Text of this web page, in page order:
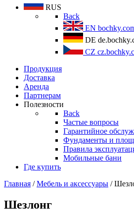
RUS
Back
EN
DE
CZ
Продукция
Доставка
Аренда
Партнерам
Полезности
Back
Частые вопросы
Гарантийное
Фундаменты и
Правила
Мобильные бани
Где купить
Главная /Мебель и аксессуары /
Шезлонг